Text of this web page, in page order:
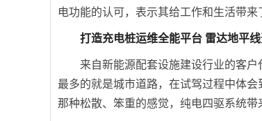
电功能的认可，表示其给工作和生活带来
打造充电桩运维全能平台 雷达地平
来自新能源配套设施建设行业的客
最多的就是城市道路，在试驾过程中体
那种松散、笨重的感觉，纯电四驱系统带